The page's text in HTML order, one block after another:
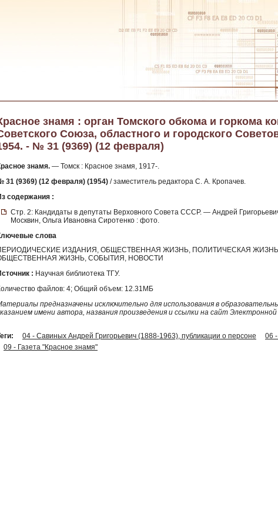
знамя : орган Томского обкома и горкома
Союза, областного и городского
- № 31 (9369) (12 февраля)
знамя. — Томск : Красное знамя, 1917-.
31 (9369) (12 февраля) (1954) / заместитель редактора С. А. Кропачев.
содержания :
Стр. 2: Кандидаты в депутаты Верховного Совета СССР. — Андрей
Москвин, Ольга Ивановна Сиротенко : фото.
слова
ИЗДАНИЯ, ОБЩЕСТВЕННАЯ ЖИЗНЬ, ПОЛИТИЧЕСКАЯ
ЖИЗНЬ, СОБЫТИЯ, НОВОСТИ
: Научная библиотека ТГУ.
файлов: 4; Общий объем: 12.31МБ
предназначены исключительно для использования в
имени автора, названия произведения и ссылки на сайт
04 - Савиных Андрей Григорьевич (1888-1963), публикации о персоне 06
09 - Газета "Красное знамя"